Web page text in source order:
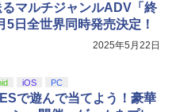
マルチジャンルADV「終
5日全世界同時発売決定！
2025年5月22日
iOS PC
で遊んで当てよう！豪華